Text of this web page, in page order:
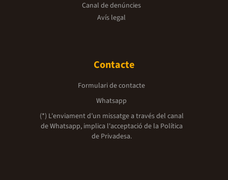
Canal de denúncies
Avís legal
Contacte
Formulari de contacte
Whatsapp
(*) L'enviament d’un missatge a través del canal
de Whatsapp, implica l'acceptació de la Política
de Privadesa.